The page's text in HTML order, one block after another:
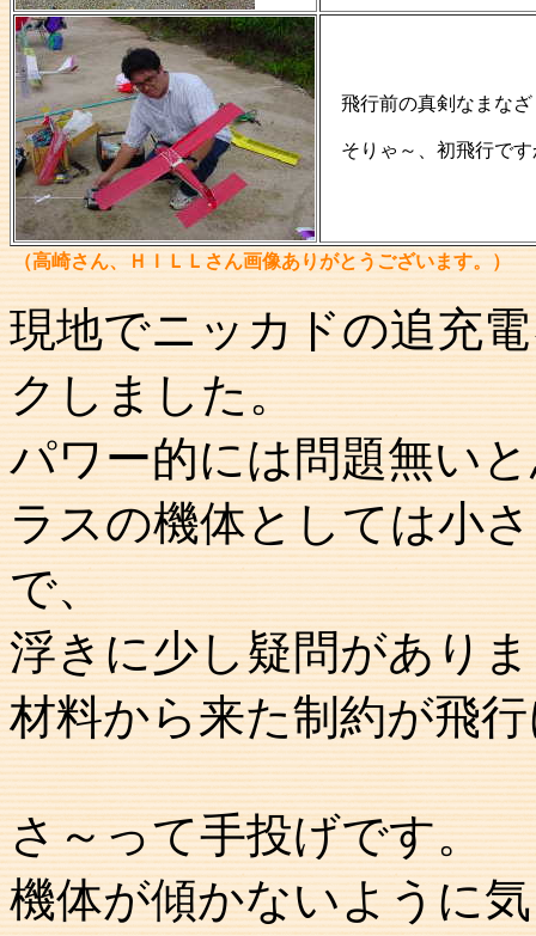
飛行前の真剣なまな
そりゃ～、初飛行です
（高崎さん、ＨＩＬＬさん画像ありがとうございます。）
現地でニッカドの追充
クしました。
パワー的には問題無い
ラスの機体としては小
で、
浮きに少し疑問があり
材料から来た制約が飛
さ～って手投げです。
機体が傾かないように